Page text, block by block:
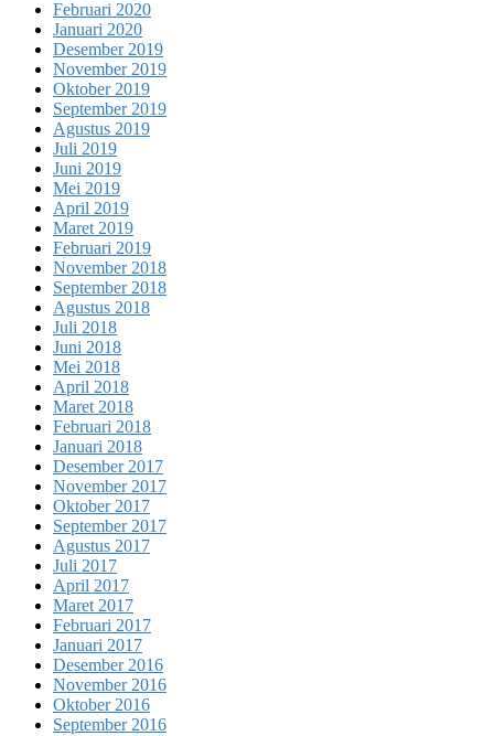
Februari 2020
Januari 2020
Desember 2019
November 2019
Oktober 2019
September 2019
Agustus 2019
Juli 2019
Juni 2019
Mei 2019
April 2019
Maret 2019
Februari 2019
November 2018
September 2018
Agustus 2018
Juli 2018
Juni 2018
Mei 2018
April 2018
Maret 2018
Februari 2018
Januari 2018
Desember 2017
November 2017
Oktober 2017
September 2017
Agustus 2017
Juli 2017
April 2017
Maret 2017
Februari 2017
Januari 2017
Desember 2016
November 2016
Oktober 2016
September 2016